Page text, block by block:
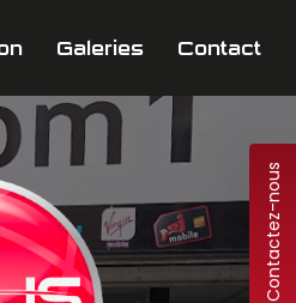
Contactez-nous
Galeries Contact